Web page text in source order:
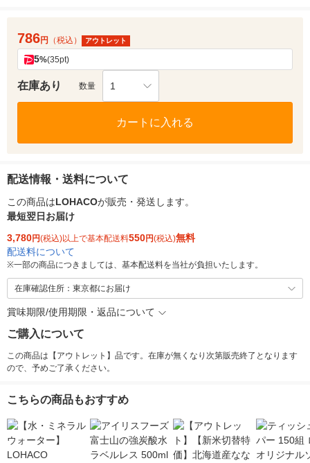
786円 （税込） アウトレット
5%(35pt)
在庫あり 数量 1
カートに入れる
配送情報・送料について
この商品はLOHACOが販売・発送します。
最短翌日お届け
3,780円(税込)以上で基本配送料550円(税込)無料
配送料について
※一部の商品につきましては、基本配送料を当社が負担いたします。
在庫確認住所：東京都にお届け
賞味期限/使用期限・返品について
ご購入について
この商品は【アウトレット】品です。在庫が無くなり次第販売終了となります
ので、予めご了承ください。
こちらの商品もおすすめ